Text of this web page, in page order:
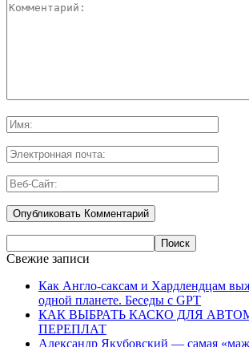
Свежие записи
Как Англо-саксам и Хардлендцам
одной планете. Беседы с GPT
КАК ВЫБРАТЬ КАСКО ДЛЯ
ПЕРЕПЛАТ
Александр Якубовский — самая